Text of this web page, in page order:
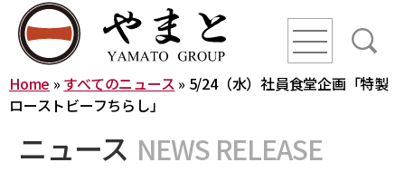
line
line
line
ニュース
Home » すべてのニュース » 5/24（水）社員食堂企画「特製
ローストビーフちらし」
ニュース NEWS RELEASE